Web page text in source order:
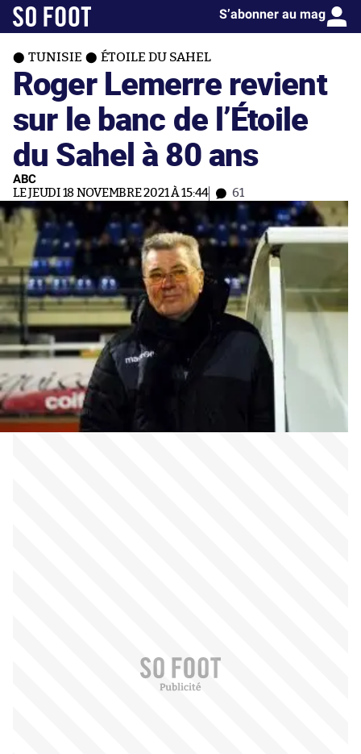
S’abonner au mag
TUNISIE ÉTOILE DU SAHEL
Roger Lemerre revient
sur le banc de l’Étoile
du Sahel à 80 ans
ABC
LE JEUDI 18 NOVEMBRE 2021 À 15:44 61